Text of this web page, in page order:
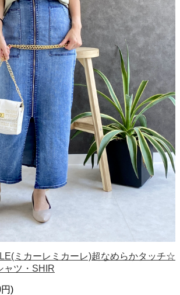
ミカーレミカーレ)超なめらかタッチ☆
ャツ・SHIR
)